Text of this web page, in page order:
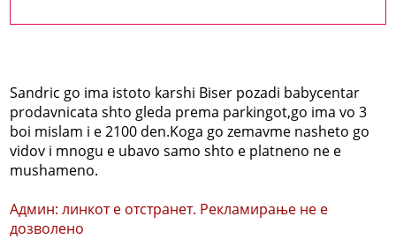
Sandric go ima istoto karshi Biser pozadi babycentar
prodavnicata shto gleda prema parkingot,go ima vo 3
boi mislam i e 2100 den.Koga go zemavme nasheto go
vidov i mnogu e ubavo samo shto e platneno ne e
mushameno.
Админ: линкот е отстранет. Рекламирање не е
дозволено